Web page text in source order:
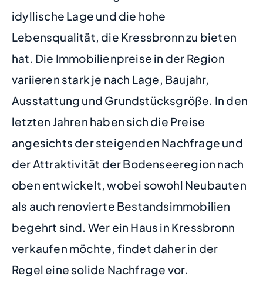
idyllische Lage und die hohe
Lebensqualität, die Kressbronn zu bieten
hat. Die Immobilienpreise in der Region
variieren stark je nach Lage, Baujahr,
Ausstattung und Grundstücksgröße. In den
letzten Jahren haben sich die Preise
angesichts der steigenden Nachfrage und
der Attraktivität der Bodenseeregion nach
oben entwickelt, wobei sowohl Neubauten
als auch renovierte Bestandsimmobilien
begehrt sind. Wer ein Haus in Kressbronn
verkaufen möchte, findet daher in der
Regel eine solide Nachfrage vor.